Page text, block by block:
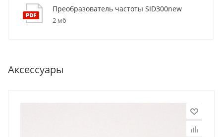
Преобразователь частоты SID300new
2 мб
Аксессуары